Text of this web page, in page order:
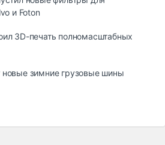
и Foton
3D-печать полномасштабных
новые зимние грузовые шины